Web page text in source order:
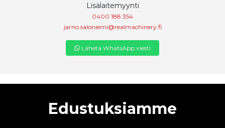
Lisälaitemyynti
0400 188 354
jarno.saloniemi@realmachinery.fi
Lähetä WhatsApp viesti
Edustuksiamme